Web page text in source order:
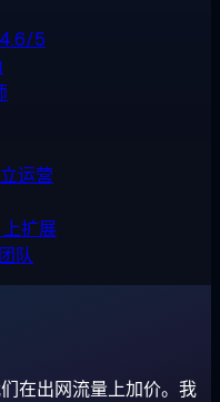
5
运营
扩展
队
在出网流量上加价。我